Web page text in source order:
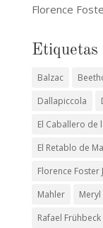
Florence
Etiquetas
Balzac
Dallapiccola
El Caballero de
El Retablo de
Florence Foster
Mahler
Meryl
Rafael